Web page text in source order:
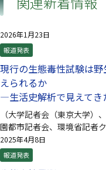
2026年1月23日
報道発表
現行の生態毒性試験は
えられるか
—生活史解析で見えて
（大学記者会（東京大学）
園都市記者会、環境省記者
2025年4月8日
報道発表